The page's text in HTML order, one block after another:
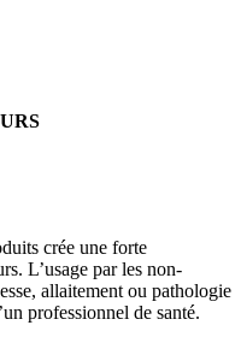
crée une forte
L’usage par les non-
allaitement ou pathologie
professionnel de santé.